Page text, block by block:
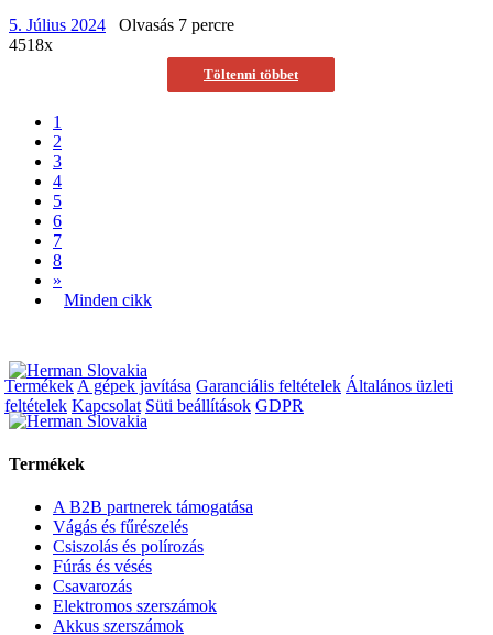
5. Július 2024
Olvasás 7 percre
4518x
Töltenni többet
1
2
3
4
5
6
7
8
»
Minden cikk
Termékek A gépek javítása Garanciális feltételek Általános üzleti
feltételek Kapcsolat Süti beállítások GDPR
Termékek
A B2B partnerek támogatása
Vágás és fűrészelés
Csiszolás és polírozás
Fúrás és vésés
Csavarozás
Elektromos szerszámok
Akkus szerszámok